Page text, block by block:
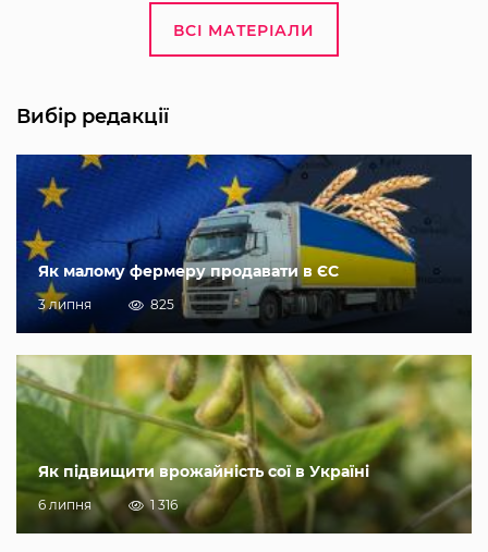
ВСІ МАТЕРІАЛИ
Вибір редакції
Як малому фермеру продавати в ЄС
3 липня 825
Як підвищити врожайність сої в Україні
6 липня 1 316